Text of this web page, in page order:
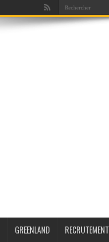
GREENLAND RECRUTEMENT